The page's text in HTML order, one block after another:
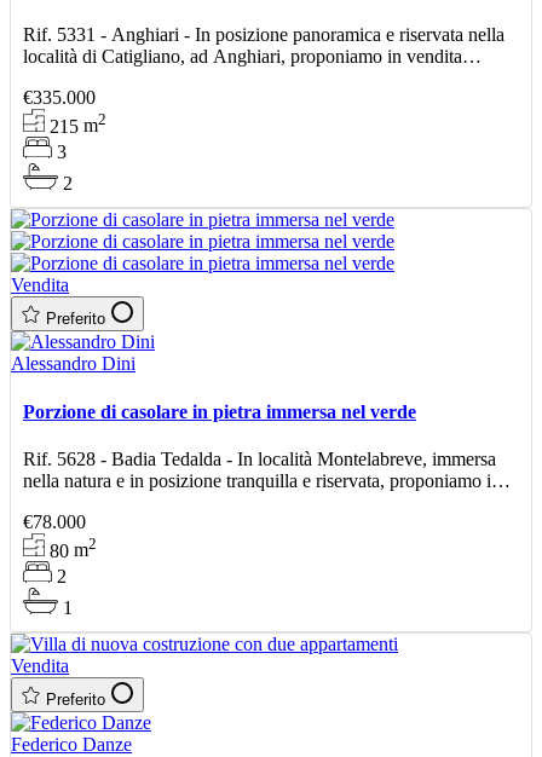
Rif. 5331 - Anghiari - In posizione panoramica e riservata nella
località di Catigliano, ad Anghiari, proponiamo in vendita
€335.000
215m2
3
2
Vendita
Preferito
Alessandro Dini
Porzione di casolare in pietra immersa nel verde
Rif. 5628 - Badia Tedalda - In località Montelabreve, immersa
nella natura e in posizione tranquilla e riservata, proponiamo in
€78.000
80m2
2
1
Vendita
Preferito
Federico Danze